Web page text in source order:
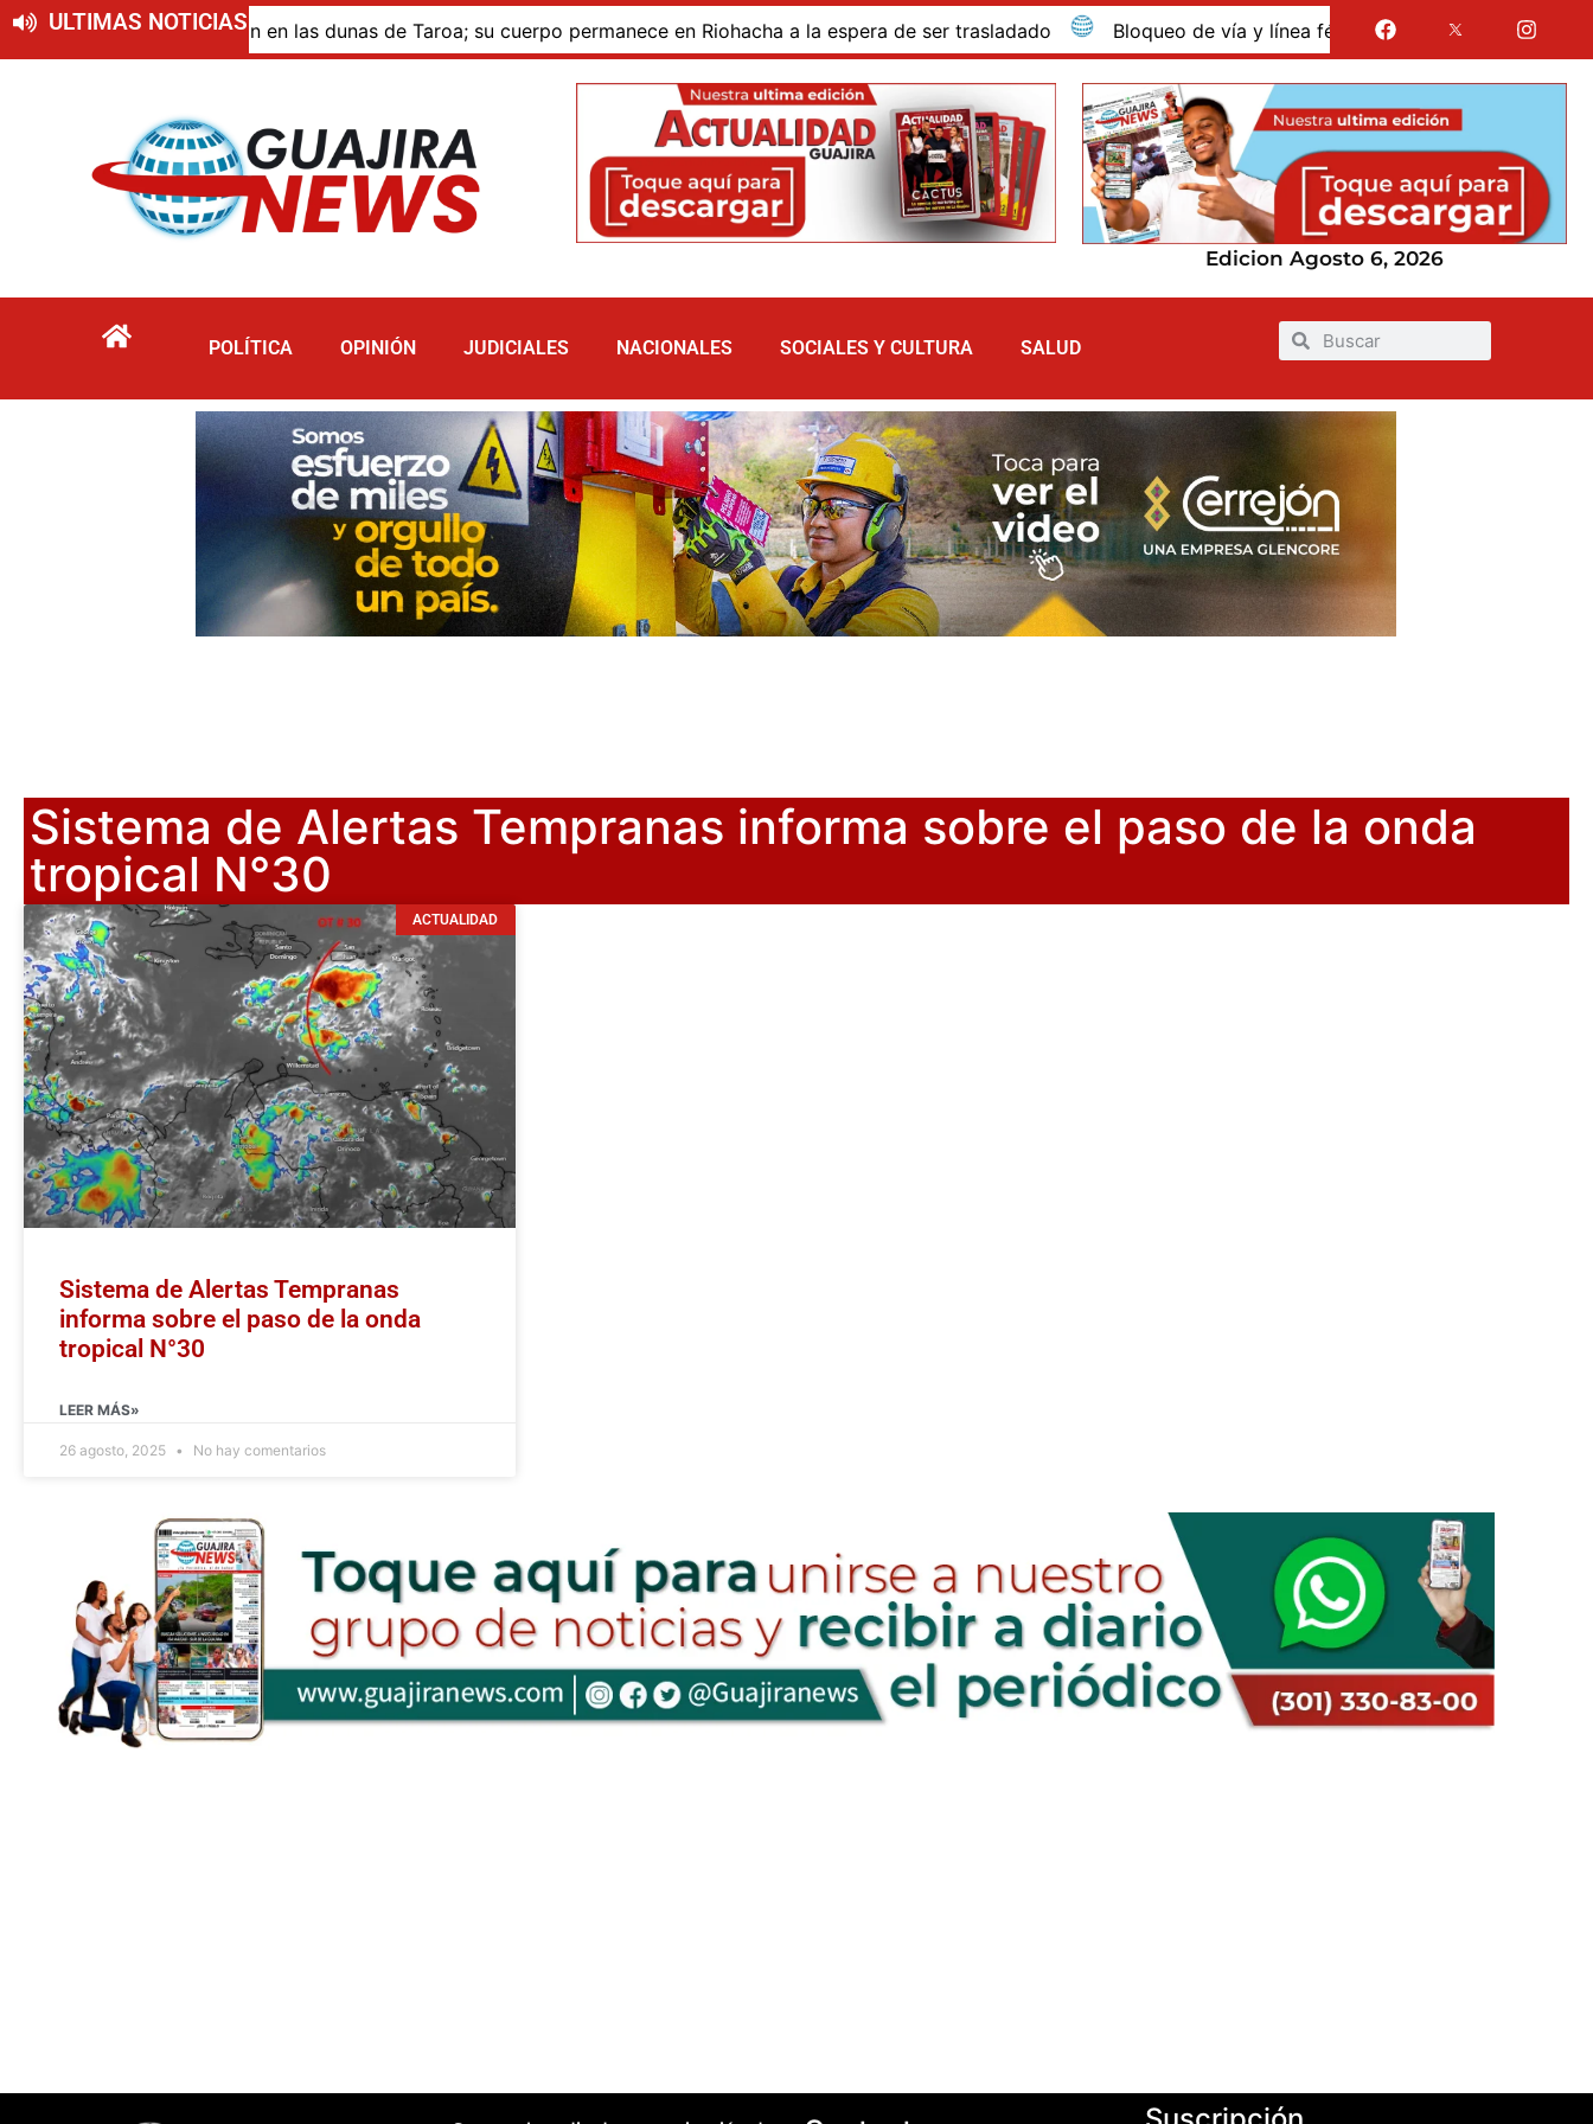
ULTIMAS NOTICIAS
por inmersión en las dunas de Taroa; su cuerpo permanece en Riohacha a la espera de ser trasladado Bloqueo de vía y línea férrea en Albania por presunto
Edicion Agosto 6, 2026
POLÍTICA OPINIÓN JUDICIALES NACIONALES SOCIALES Y CULTURA SALUD
Sistema de Alertas Tempranas informa sobre el paso de la onda
tropical N°30
ACTUALIDAD
Sistema de Alertas Tempranas
informa sobre el paso de la onda
tropical N°30
LEER MÁS»
26 agosto, 2025 No hay comentarios